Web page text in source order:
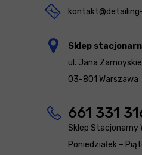
Sklep
ul. Jana
03-801 Warszawa
661 331
Sklep Stacjonarny
Poniedziałek –